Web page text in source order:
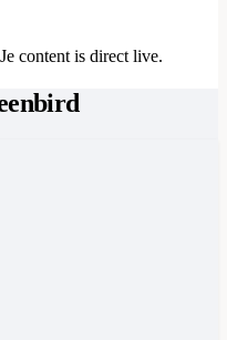
content is direct live.